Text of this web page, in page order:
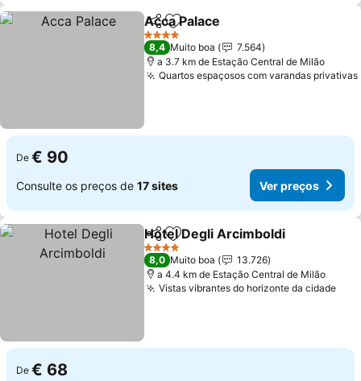
PartilharAdicionar aos favoritos
Acca Palace
4 Estrelas
8,4 Muito boa
7.564
a 3.7 km de Estação Central de Milão
Quartos espaçosos com varandas privativas
De € 90
Consulte os preços de 17 sites Ver preços
PartilharAdicionar aos favoritos
Hotel Degli Arcimboldi
4 Estrelas
8,0 Muito boa
13.726
a 4.4 km de Estação Central de Milão
Vistas vibrantes do horizonte da cidadeVer
De € 68